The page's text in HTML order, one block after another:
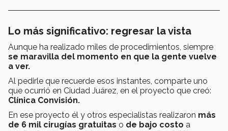
Lo más significativo: regresar la vista
Aunque ha realizado miles de procedimientos, siempre
se maravilla del momento en que la gente vuelve
a ver.
Al pedirle que recuerde esos instantes, comparte uno
que ocurrió en Ciudad Juárez, en el proyecto que creó:
Clínica Convisión.
En ese proyecto él y otros especialistas realizaron más
de 6 mil cirugías gratuitas o de bajo costo a